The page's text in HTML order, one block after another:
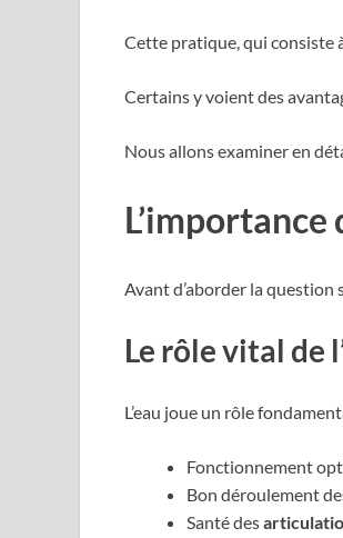
Cette pratique, qui consiste
Certains y voient des
Nous allons examiner en
Avant d’aborder la
Le rôle vital de
L’eau joue un rôle
Fonctionnement
Bon déroulement
Santé des